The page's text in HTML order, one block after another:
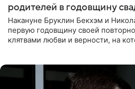
родителей в годовщину
Накануне Бруклин Бекхэм и
первую годовщину своей
клятвами любви и верности, на